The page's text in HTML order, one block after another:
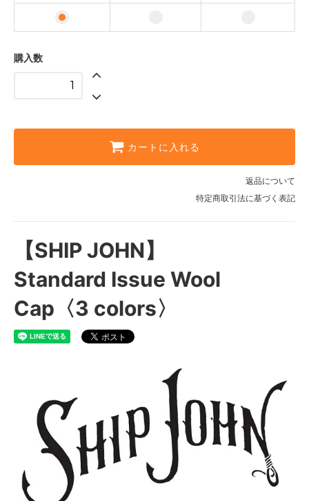
購入数
カートに入れる
返品について
特定商取引法に基づく表記
【SHIP JOHN】
Standard Issue Wool
Cap〈3 colors〉